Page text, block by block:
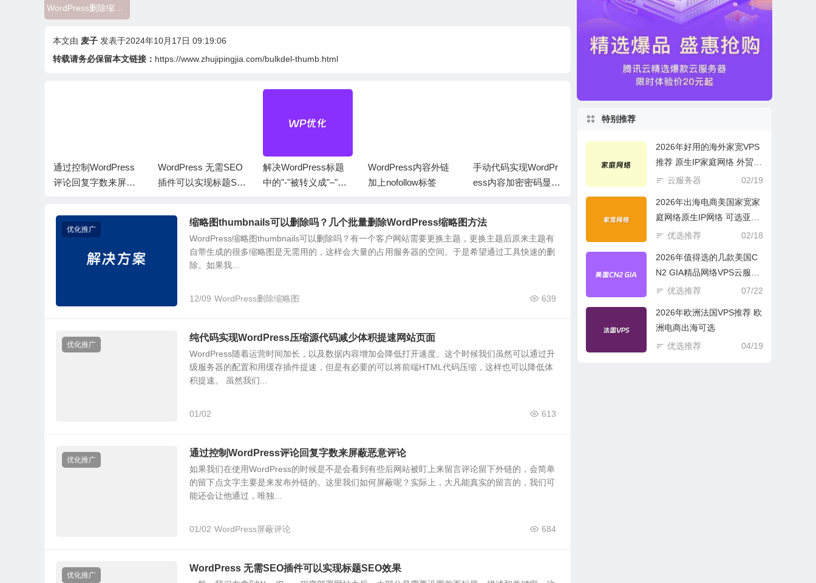
WordPress删除缩略图
本文由 麦子 发表于2024年10月17日 09:19:06
转载请务必保留本文链接： https://www.zhujipingjia.com/bulkdel-thumb.html
通过控制WordPress
评论回复字数来屏蔽
WordPress 无需SEO
插件可以实现标题SE
解决WordPress标题
中的"-"被转义成"–"问
WordPress内容外链
加上nofollow标签
手动代码实现WordPr
ess内容加密密码显示
无需插件设置WordPr
ess面包屑导航通用代
码
禁止WordPress发布
重复文件 检测标题一
样的文章
优化推广
缩略图thumbnails可以删除吗？几个批量删除WordPress缩略图方法
WordPress缩略图thumbnails可以删除吗？有一个客户网站需要更换主题，更换主题后原来主题有
自带生成的很多缩略图是无需用的，这样会大量的占用服务器的空间。于是希望通过工具快速的删
除。如果我...
12/09 639
WordPress删除缩略图
优化推广
纯代码实现WordPress压缩源代码减少体积提速网站页面
WordPress随着运营时间加长，以及数据内容增加会降低打开速度。这个时候我们虽然可以通过升
级服务器的配置和用缓存插件提速，但是有必要的可以将前端HTML代码压缩，这样也可以降低体
积提速。 虽然我们...
01/02 613
优化推广
通过控制WordPress评论回复字数来屏蔽恶意评论
如果我们在使用WordPress的时候是不是会看到有些后网站被盯上来留言评论留下外链的，会简单
的留下点文字主要是来发布外链的。这里我们如何屏蔽呢？实际上，大凡能真实的留言的，我们可
能还会让他通过，唯独...
01/02 684
WordPress屏蔽评论
优化推广
WordPress 无需SEO插件可以实现标题SEO效果
特别推荐
2026年好用的海外家宽VPS
推荐 原生IP家庭网络 外贸电
商必选
02/19
云服务器
2026年出海电商美国家宽家
庭网络原生IP网络 可选亚欧
美云服务器
02/18
优选推荐
2026年值得选的几款美国C
N2 GIA精品网络VPS云服务
器推荐
07/22
优选推荐
2026年欧洲法国VPS推荐 欧
洲电商出海可选
04/19
优选推荐